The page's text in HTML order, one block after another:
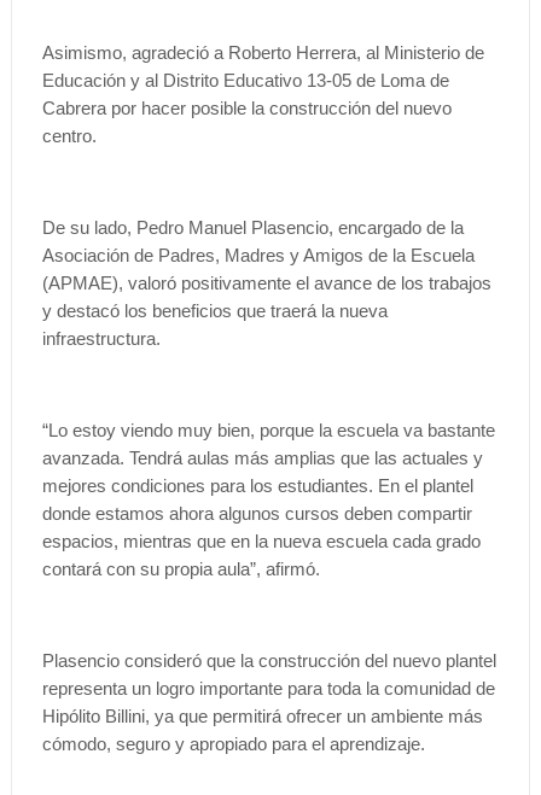
Asimismo, agradeció a Roberto Herrera, al Ministerio de
Educación y al Distrito Educativo 13-05 de Loma de
Cabrera por hacer posible la construcción del nuevo
centro.
De su lado, Pedro Manuel Plasencio, encargado de la
Asociación de Padres, Madres y Amigos de la Escuela
(APMAE), valoró positivamente el avance de los trabajos
y destacó los beneficios que traerá la nueva
infraestructura.
“Lo estoy viendo muy bien, porque la escuela va bastante
avanzada. Tendrá aulas más amplias que las actuales y
mejores condiciones para los estudiantes. En el plantel
donde estamos ahora algunos cursos deben compartir
espacios, mientras que en la nueva escuela cada grado
contará con su propia aula”, afirmó.
Plasencio consideró que la construcción del nuevo plantel
representa un logro importante para toda la comunidad de
Hipólito Billini, ya que permitirá ofrecer un ambiente más
cómodo, seguro y apropiado para el aprendizaje.